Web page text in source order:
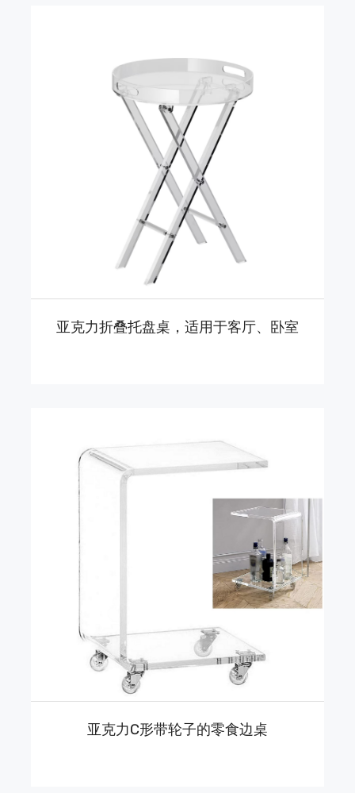
亚克力折叠托盘桌，适用于客厅、卧室
亚克力C形带轮子的零食边桌